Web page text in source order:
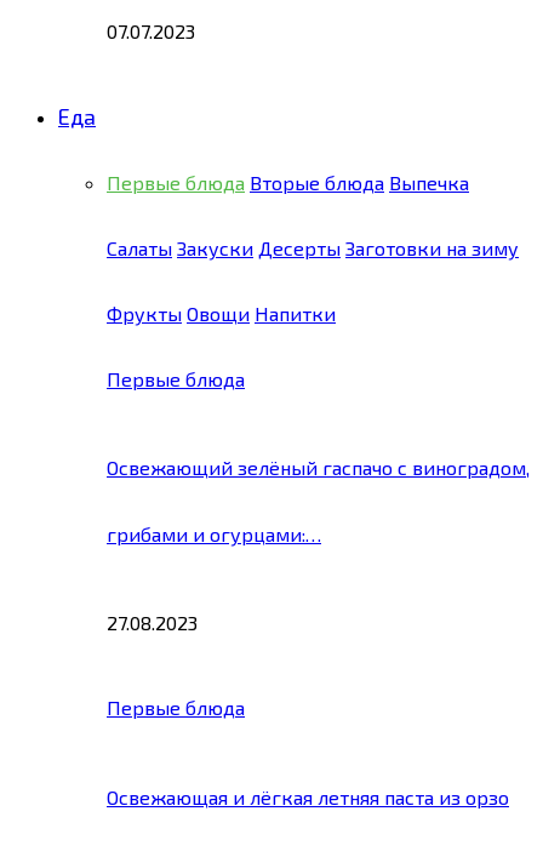
07.07.2023
Еда
Первые блюда Вторые блюда Выпечка
Салаты Закуски Десерты Заготовки на зиму
Фрукты Овощи Напитки
Первые блюда
Освежающий зелёный гаспачо с виноградом,
грибами и огурцами:…
27.08.2023
Первые блюда
Освежающая и лёгкая летняя паста из орзо